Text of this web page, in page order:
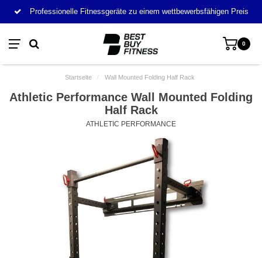
Professionelle Fitnessgeräte zu einem wettbewerbsfähigen Preis
0
Startseite / Wall Mounted Folding Half Rack
Athletic Performance Wall Mounted Folding
Half Rack
ATHLETIC PERFORMANCE